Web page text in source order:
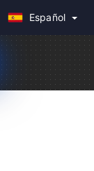
Español